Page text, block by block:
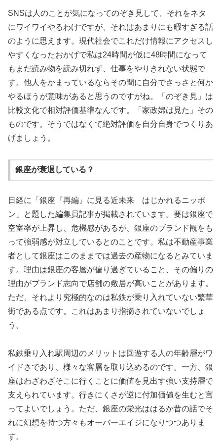
SNSは人のことが気になってのぞき見して、それをネタ
にワイワイやるわけですが、それはあまりにも暇すぎる話
のように思えます。現代社会でこれだけ情報にアクセスし
やすくなったおかげで私は24時間が仮に48時間になって
もまだ読み物を読み切れず、仕事をやりきれない状態で
す。他人をかまっているならその間に自分でさっさと何か
やるほうが意味があると思うのですがね。「のぞき見」は
比較文化で相対評価基準なんです。「家政婦は見た」その
ものです。そうではなくて絶対評価を自分自身でつくりあ
げましょう。
銀座が衰退している？
日経に「銀座『再編』に見る近未来 はじかれるニッポ
ン」と題した編集員記事が掲載されています。要は銀座で
空室率が上昇し、危機感があるが、銀座のブランド観をも
って強弱感が対立しているとのことです。私は不動産事業
者として銀座はこのままでは過去の産物になるとみていま
す。理由は銀座の客層が偏り過ぎていること、その偏りの
理由がブランド志向で店舗の敷居が高いことがあります。
ただ、それより究極的なのは私鉄が乗り入れていない繁華
街である点です。これはあまり指摘されていないでしょ
う。
私鉄乗り入れ駅周辺のメリットは回遊する人の年齢層がワ
イドさであり、様々な客層を取り込めるのです。一方、銀
座はわざわざそこに行くことに価値を見出す強い支持層で
支えられています。行きにくさが逆に付加価値を生むと言
ってよいでしょう。ただ、銀座の栄光ははるか昔の話でそ
れに幻想を持つ方々もオーバーエイジになりつつありま
す。